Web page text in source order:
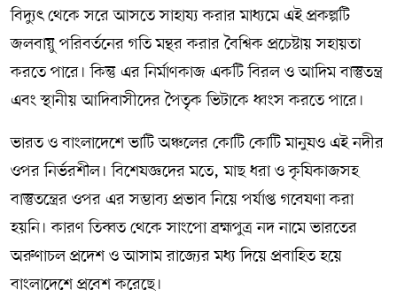
বিদ্যুৎ থেকে সরে আসতে সাহায্য করার মাধ্যমে এই প্রকল্পটি
জলবায়ু পরিবর্তনের গতি মন্থর করার বৈশ্বিক প্রচেষ্টায় সহায়তা
করতে পারে। কিন্তু এর নির্মাণকাজ একটি বিরল ও আদিম বাস্তুতন্ত্র
এবং স্থানীয় আদিবাসীদের পৈতৃক ভিটাকে ধ্বংস করতে পারে।
ভারত ও বাংলাদেশে ভাটি অঞ্চলের কোটি কোটি মানুষও এই নদীর
ওপর নির্ভরশীল। বিশেষজ্ঞদের মতে, মাছ ধরা ও কৃষিকাজসহ
বাস্তুতন্ত্রের ওপর এর সম্ভাব্য প্রভাব নিয়ে পর্যাপ্ত গবেষণা করা
হয়নি। কারণ তিব্বত থেকে সাংপো ব্রহ্মপুত্র নদ নামে ভারতের
অরুণাচল প্রদেশ ও আসাম রাজ্যের মধ্য দিয়ে প্রবাহিত হয়ে
বাংলাদেশে প্রবেশ করেছে।